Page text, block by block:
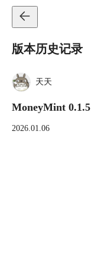
版本历史记录
天天
MoneyMint 0.1.5
2026.01.06